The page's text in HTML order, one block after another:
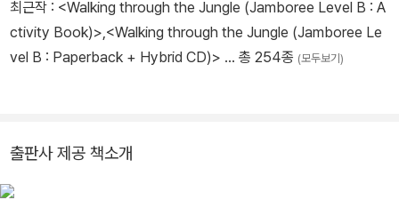
최근작 : <Walking through the Jungle (Jamboree Level B : A
ctivity Book)>,<Walking through the Jungle (Jamboree Le
vel B : Paperback + Hybrid CD)> … 총 254종 (모두보기)
출판사 제공 책소개